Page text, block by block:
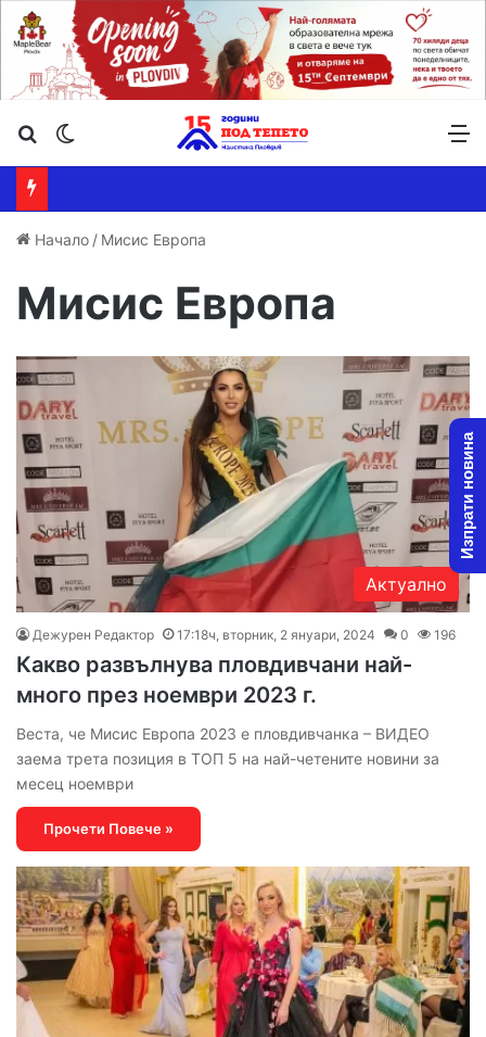
Търсене ...
Начало / Мисис Европа
Мисис Европа
Актуално
Дежурен Редактор 17:18ч, вторник, 2 януари, 2024 0 196
Какво развълнува пловдивчани най-
много през ноември 2023 г.
Веста, че Мисис Европа 2023 е пловдивчанка – ВИДЕО
заема трета позиция в ТОП 5 на най-четените новини за
месец ноември
Прочети Повече »
Изпрати новина